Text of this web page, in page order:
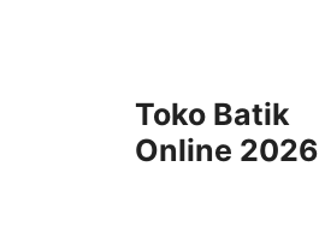
Toko Batik
Online 2026